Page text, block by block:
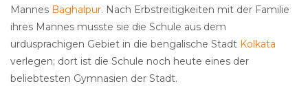
Mannes Baghalpur. Nach Erbstreitigkeiten mit der Familie
ihres Mannes musste sie die Schule aus dem
urdusprachigen Gebiet in die bengalische Stadt Kolkata
verlegen; dort ist die Schule noch heute eines der
beliebtesten Gymnasien der Stadt.